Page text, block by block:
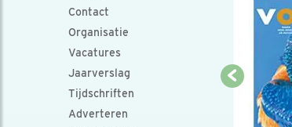
Contact
Organisatie
Vacatures
Jaarverslag
Tijdschriften
Adverteren